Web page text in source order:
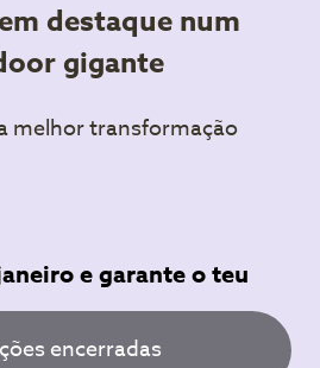
destaque num
gigante
melhor transformação
e garante o teu
encerradas